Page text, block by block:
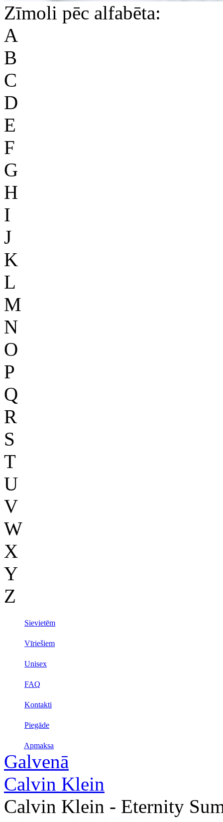
Zīmoli pēc alfabēta:
A
B
C
D
E
F
G
H
I
J
K
L
M
N
O
P
Q
R
S
T
U
V
W
X
Y
Z
Sievietēm
Vīriešiem
Unisex
FAQ
Kontakti
Piegāde
Apmaksa
Galvenā
Calvin Klein
Calvin Klein - Eternity